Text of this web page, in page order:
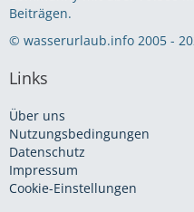
Beiträgen.
© wasserurlaub.info 2005 -
Links
Über uns
Nutzungsbedingungen
Datenschutz
Impressum
Cookie-Einstellungen